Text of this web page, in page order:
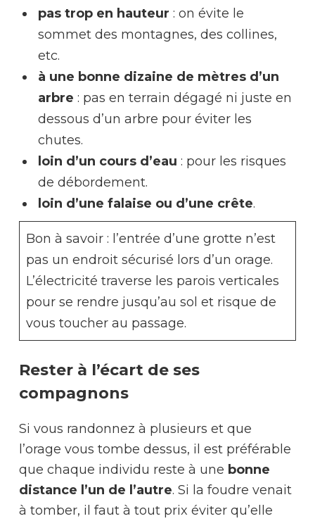
pas trop en hauteur : on évite le
sommet des montagnes, des collines,
etc.
à une bonne dizaine de mètres d’un
arbre : pas en terrain dégagé ni juste en
dessous d’un arbre pour éviter les
chutes.
loin d’un cours d’eau : pour les risques
de débordement.
loin d’une falaise ou d’une crête.
Bon à savoir : l’entrée d’une grotte n’est
pas un endroit sécurisé lors d’un orage.
L’électricité traverse les parois verticales
pour se rendre jusqu’au sol et risque de
vous toucher au passage.
Rester à l’écart de ses
compagnons
Si vous randonnez à plusieurs et que
l’orage vous tombe dessus, il est préférable
que chaque individu reste à une bonne
distance l’un de l’autre. Si la foudre venait
à tomber, il faut à tout prix éviter qu’elle